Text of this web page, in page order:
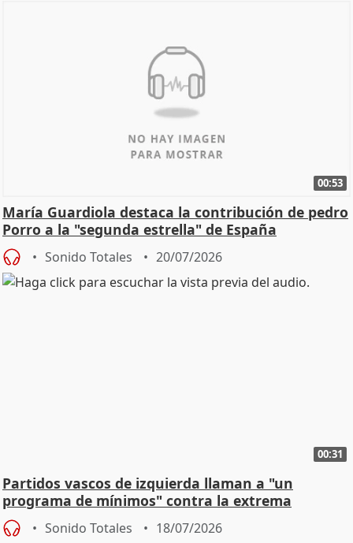
00:53
María Guardiola destaca la contribución de pedro
Porro a la "segunda estrella" de España
Sonido Totales 20/07/2026
00:31
Partidos vascos de izquierda llaman a "un
programa de mínimos" contra la extrema
derecha
Sonido Totales 18/07/2026